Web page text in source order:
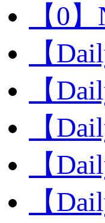
【0
【
【
【
【
【